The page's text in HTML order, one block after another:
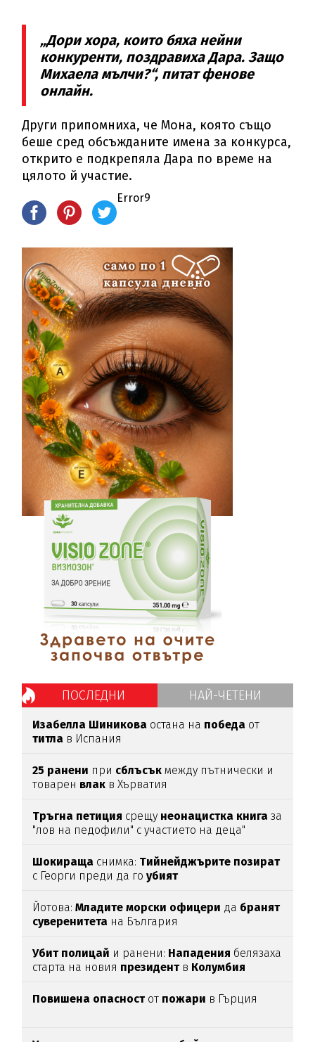
„Дори хора, които бяха нейни
конкуренти, поздравиха Дара. Защо
Михаела мълчи?“, питат фенове
онлайн.
Други припомниха, че Мона, която също
беше сред обсъжданите имена за конкурса,
открито е подкрепяла Дара по време на
цялото й участие.
Error9
ПОСЛЕДНИ НАЙ-ЧЕТЕНИ
Изабелла Шиникова остана на победа от
титла в Испания
25 ранени при сблъсък между пътнически и
товарен влак в Хърватия
Тръгна петиция срещу неонацистка книга за
"лов на педофили" с участието на деца"
Шокираща снимка: Тийнейджърите позират
с Георги преди да гоубият
Йотова:Младите морски офицери да бранят
суверенитета на България
Убит полицай и ранени: Нападения белязаха
старта на новия президентв Колумбия
Повишена опасностот пожари в Гърция